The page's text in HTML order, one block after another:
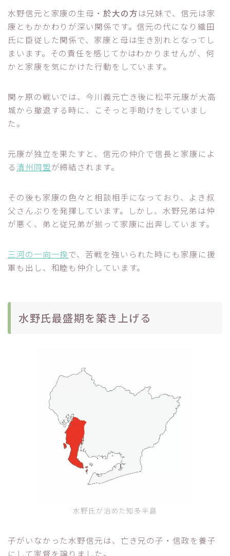
水野信元と家康の生母・ 於大の方は兄妹で、信元は家
康ともかかわりが深い関係です。信元の代になり織田
氏に臣従した関係で、家康と母は生き別れとなってし
まいます。その責任を感じてかはわかりませんが、何
かと家康を気にかけた行動をしています。
関ヶ原の戦いでは、今川義元亡き後に松平元康が大高
城から撤退する時に、こそっと手助けをしていまし
た。
元康が独立を果たすと、信元の仲介で信長と家康によ
る 清州同盟が締結されます。
その後も家康の色々と相談相手になっており、よき叔
父さんぶりを発揮しています。しかし、水野兄弟は仲
が悪く、弟と従兄弟が揃って家康に出奔しています。
三河の一向一揆で、苦戦を強いられた時にも家康に援
軍も出し、和睦も仲介しています。
水野氏最盛期を築き上げる
水野氏が治めた知多半島
子がいなかった水野信元は、亡き兄の子・信政を養子
にして家督を譲りました。